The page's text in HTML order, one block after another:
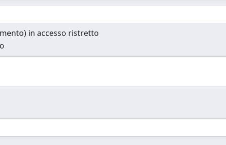
in accesso ristretto